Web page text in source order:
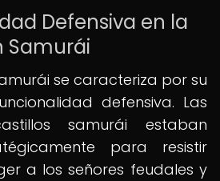
Defensiva en la
Samurái
se caracteriza por su
defensiva. Las
samurái estaban
para resistir
a los señores feudales y